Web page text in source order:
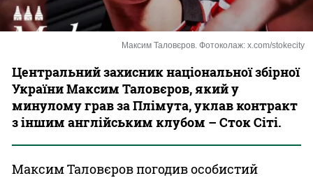
Максим Таловєров. Фотоколаж: x.com/stokecity
Центральний захисник національної збірної
України Максим Таловєров, який у
минулому грав за Плімута, уклав контракт
з іншим англійським клубом – Сток Сіті.
Максим Таловєров погодив особистий